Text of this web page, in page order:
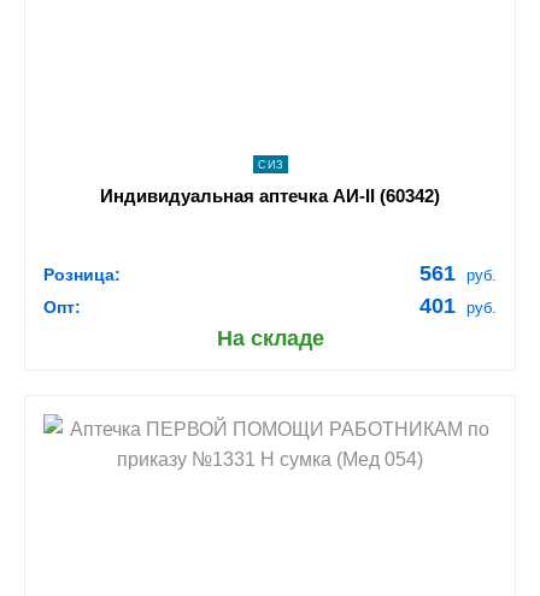
СИЗ
Индивидуальная аптечка АИ-II (60342)
Розница: 561 руб.
Опт: 401 руб.
На складе
shopping_cart В КОРЗИНУ